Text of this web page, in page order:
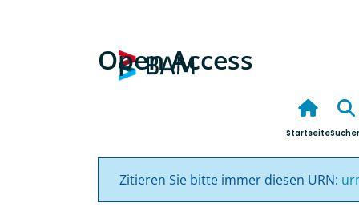
Open Access
Startseite
Zitieren Sie bitte immer diesen URN: